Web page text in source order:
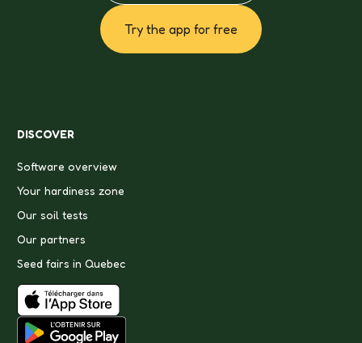
Try the app for free
DISCOVER
Software overview
Your hardiness zone
Our soil tests
Our partners
Seed fairs in Quebec